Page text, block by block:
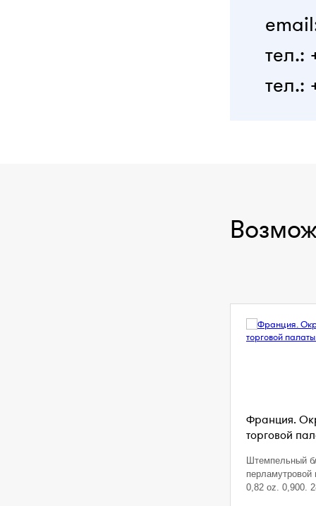
тел.:
тел.:
Франция.
торговой
Штемпельный
перламутровой
0,82 oz. 0,900.